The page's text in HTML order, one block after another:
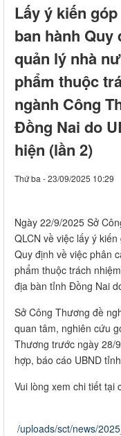
Lấy ý kiến
ban hành Quy
quản lý nhà
phẩm thuộc
ngành Công
Đồng Nai do
hiện (lần 2)
Thứ ba - 23/09/2025 10:29
Ngày 22/9/2025 Sở
QLCN về việc lấy ý
Quy định về việc phân
phẩm thuộc trách
địa bàn tỉnh Đồng Nai
Sở Công Thương đề
quan tâm, nghiên cứu
Thương trước ngày 28/
hợp, báo cáo UBND
Vui lòng xem chi tiết tại
/uploads/sct/news/